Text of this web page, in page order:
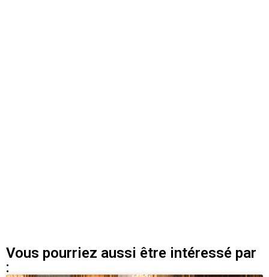
Vous pourriez aussi être intéressé par
: